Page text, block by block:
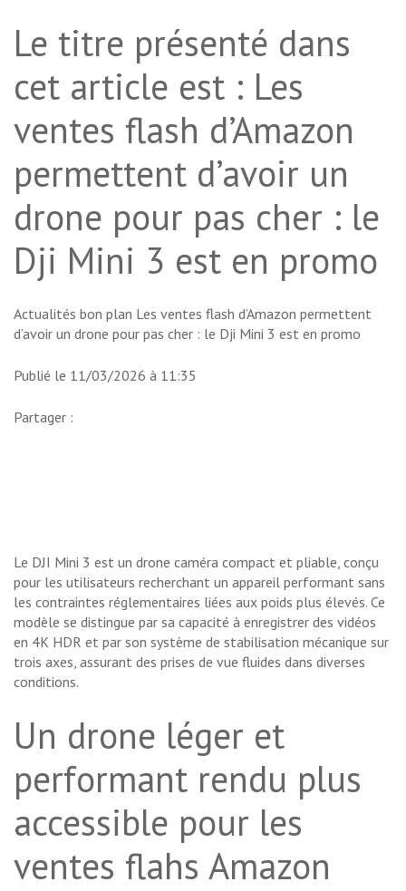
Le titre présenté dans
cet article est : Les
ventes flash d’Amazon
permettent d’avoir un
drone pour pas cher : le
Dji Mini 3 est en promo
Actualités bon plan Les ventes flash d’Amazon permettent
d’avoir un drone pour pas cher : le Dji Mini 3 est en promo
Publié le 11/03/2026 à 11:35
Partager :
Le DJI Mini 3 est un drone caméra compact et pliable, conçu
pour les utilisateurs recherchant un appareil performant sans
les contraintes réglementaires liées aux poids plus élevés. Ce
modèle se distingue par sa capacité à enregistrer des vidéos
en 4K HDR et par son système de stabilisation mécanique sur
trois axes, assurant des prises de vue fluides dans diverses
conditions.
Un drone léger et
performant rendu plus
accessible pour les
ventes flahs Amazon